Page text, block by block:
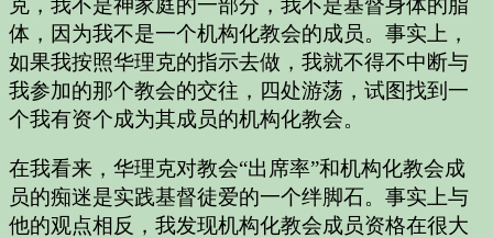
克，我不是神家庭的一部分，我不是基督身体的脂
体，因为我不是一个机构化教会的成员。事实上，
如果我按照华理克的指示去做，我就不得不中断与
我参加的那个教会的交往，四处游荡，试图找到一
个我有资个成为其成员的机构化教会。
在我看来，华理克对教会“出席率”和机构化教会成
员的痴迷是实践基督徒爱的一个绊脚石。事实上与
他的观点相反，我发现机构化教会成员资格在很大